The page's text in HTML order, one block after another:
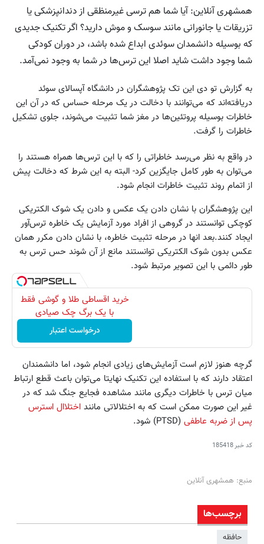
همشهری آنلاین: آیا شما هم ترسی غیرمنظقی از دندانپزشکی یا
تزریقات یا جانورانی مانند سوسک و موش دارید؟ اگر تکنیک جدیدی
که بوسیله دانشمدان سوئدی ابداع شده باشد، در دوران کودکی
شما وجود داشت شاید اصلا این ترس‌ها در شما به وجود نمی‌آمد.
به گزارش تو دی این تک پژوهشگران در دانشگاه آپسالای سوئد
دریافته‌اند که می‌توانند با دخالت در یک مرحله حساس که در آن این
خاطرات بوسیله پروتئین‌ها در مغز شما تثبیت می‌شوند، جلوی تشکیل
خاطرات را گرفت.
در واقع به نظر می‌رسد خاطراتی را که با این ترس‌ها همراه هستند را
می‌توان به طور کامل جایگزین کرد- البته به این شرط که دخالت پیش
از اتمام روند تثبیت خاطرات انجام شود.
این پژوهشگران با نشان دادن یک عکس و دادن یک شوک الکتریکی
کوچکی توانستند در گروهی از افراد مورد آزمایش یک خاطره ترس‌آور
ایجاد کنند.بعد انها در مرحله تثبیت خاطره، با نشان دادن مکرر همان
عکس بدون شوک الکتریکی توانستند مانع از آن شوند حس ترس به
طور دائمی با این تصویر مرتبط شود.
خرید اقساطی طلا و گوشی فقط
با یک برگ چک صیادی
درخواست اعتبار
گرچه هنوز لازم است آزمایش‌های زیادی انجام شود، اما دانشمندان
اعتقاد دارند که با استفاده این تکنیک نهایتا می‌توان باعث قطع ارتباط
میان ترس با خاطرات دیگری مانند مشاهده فجایع جنگ شد که در
غیر این صورت ممکن است که به اختلالاتی مانند اختلاال استرس
پس از ضربه عاطفی (PTSD) شود.
کد خبر185418
منبع: همشهری آنلاین
برچسب‌ها
حافظه